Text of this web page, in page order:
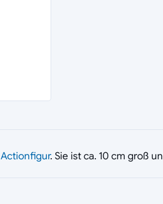
Actionfigur. Sie ist ca. 10 cm groß